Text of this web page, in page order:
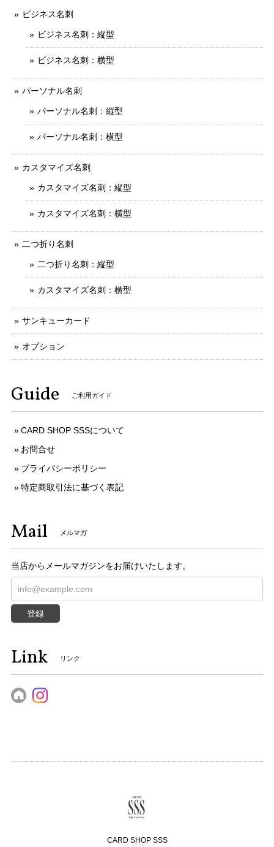
ビジネス名刺
ビジネス名刺：縦型
ビジネス名刺：横型
パーソナル名刺
パーソナル名刺：縦型
パーソナル名刺：横型
カスタマイズ名刺
カスタマイズ名刺：縦型
カスタマイズ名刺：横型
二つ折り名刺
二つ折り名刺：縦型
カスタマイズ名刺：横型
サンキューカード
オプション
Guide ご利用ガイド
CARD SHOP SSSについて
お問合せ
プライバシーポリシー
特定商取引法に基づく表記
Mail メルマガ
当店からメールマガジンをお届けいたします。
登録
Link リンク
CARD SHOP SSS